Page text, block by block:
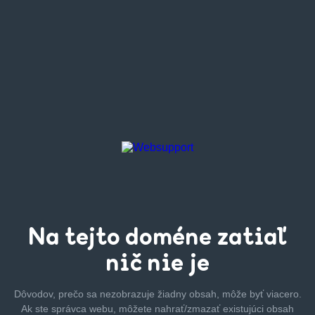
Na tejto doméne zatiaľ
nič nie je
Dôvodov, prečo sa nezobrazuje žiadny obsah, môže byťviacero.
Ak ste správca webu, môžete nahrať/zmazaťexistujúci obsah